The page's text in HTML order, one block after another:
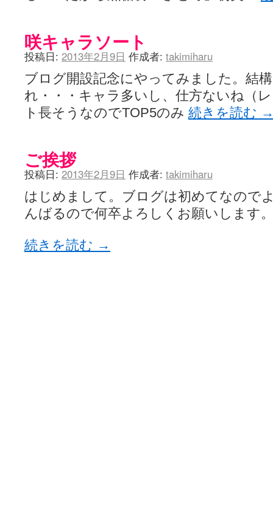
咲キャラソート
投稿日: 2013年2月9日 作成者: takimiharu
ブログ開設記念にやってみました。結
れ・・・キャラ多いし、仕方ないね（
ト長そうなのでTOP5のみ 続きを読む
ご挨拶
投稿日: 2013年2月9日 作成者: takimiharu
はじめまして。ブログは初めてなので
んばるので何卒よろしくお願いします
続きを読む →